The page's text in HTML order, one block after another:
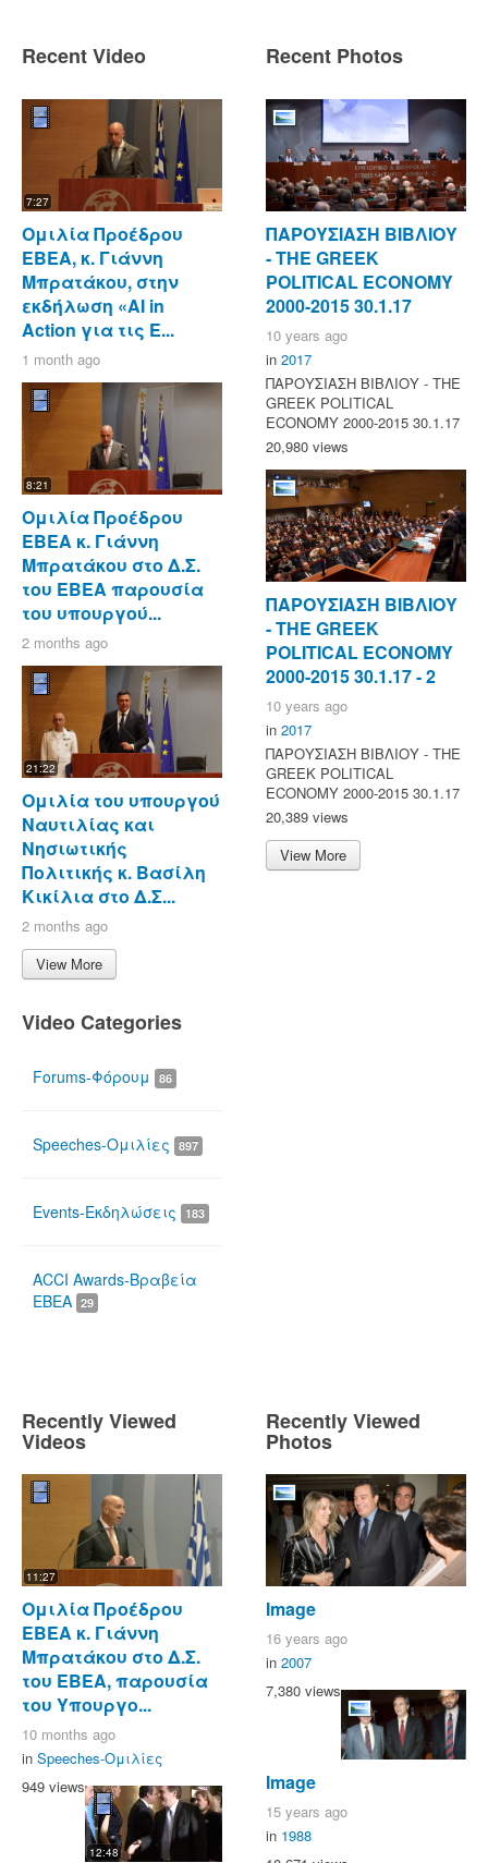
Recent Video
7:27
Ομιλία Προέδρου
ΕΒΕΑ, κ. Γιάννη
Μπρατάκου, στην
εκδήλωση «AI in
Action για τις Ε...
1 month ago
8:21
Ομιλία Προέδρου
ΕΒΕΑ κ. Γιάννη
Μπρατάκου στο Δ.Σ.
του ΕΒΕΑ παρουσία
του υπουργού...
2 months ago
21:22
Ομιλία του υπουργού
Ναυτιλίας και
Νησιωτικής
Πολιτικής κ. Βασίλη
Κικίλια στο Δ.Σ...
2 months ago
View More
Video Categories
Forums-Φόρουμ 86
Speeches-Ομιλίες 897
Events-Εκδηλώσεις 183
ACCI Awards-Βραβεία
ΕΒΕΑ 29
Recent Photos
ΠΑΡΟΥΣΙΑΣΗ ΒΙΒΛΙΟΥ
- ΤΗΕ GREEK
POLITICAL ECONOMY
2000-2015 30.1.17
10 years ago
in 2017
ΠΑΡΟΥΣΙΑΣΗ ΒΙΒΛΙΟΥ - ΤΗΕ
GREEK POLITICAL
ECONOMY 2000-2015 30.1.17
20,980 views
ΠΑΡΟΥΣΙΑΣΗ ΒΙΒΛΙΟΥ
- ΤΗΕ GREEK
POLITICAL ECONOMY
2000-2015 30.1.17 - 2
10 years ago
in 2017
ΠΑΡΟΥΣΙΑΣΗ ΒΙΒΛΙΟΥ - ΤΗΕ
GREEK POLITICAL
ECONOMY 2000-2015 30.1.17
20,389 views
View More
Recently Viewed
Videos
11:27
Ομιλία Προέδρου
ΕΒΕΑ κ. Γιάννη
Μπρατάκου στο Δ.Σ.
του ΕΒΕΑ, παρουσία
του Υπουργο...
10 months ago
in Speeches-Ομιλίες
949 views
12:48
Recently Viewed
Photos
Image
16 years ago
in 2007
7,380 views
Image
15 years ago
in 1988